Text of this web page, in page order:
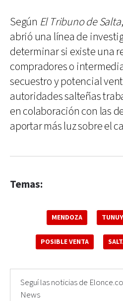
Según El Tribuno de Salta
abrió una línea de
determinar si existe una
compradores o
secuestro y potencial
autoridades salteñas
en colaboración con las
aportar más luz sobre el
Temas:
MENDOZA
POSIBLE VENTA
Seguí las noticias de
News